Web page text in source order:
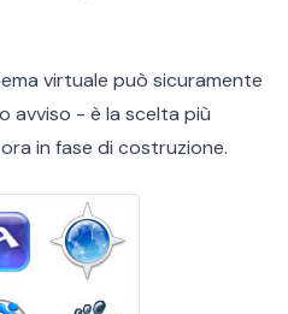
virtuale può sicuramente
avviso - è la scelta più
in fase di costruzione.